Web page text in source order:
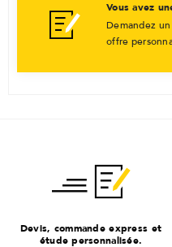
Vous avez
Demandez
offre
Devis, commande express et
étude personnalisée.